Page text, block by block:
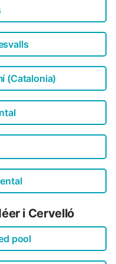
(Catalonia)
i Cervelló
pool